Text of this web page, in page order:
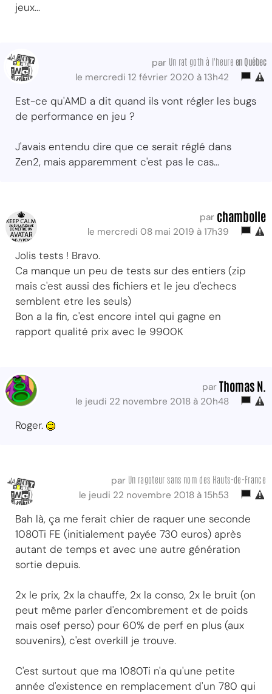
jeux...
par Un rat goth à l'heure en Québec
le mercredi 12 février 2020 à 13h42
Est-ce qu'AMD a dit quand ils vont régler les bugs
de performance en jeu ?
J'avais entendu dire que ce serait réglé dans
Zen2, mais apparemment c'est pas le cas...
par chambolle
le mercredi 08 mai 2019 à 17h39
Jolis tests ! Bravo.
Ca manque un peu de tests sur des entiers (zip
mais c'est aussi des fichiers et le jeu d'echecs
semblent etre les seuls)
Bon a la fin, c'est encore intel qui gagne en
rapport qualité prix avec le 9900K
par Thomas N.
le jeudi 22 novembre 2018 à 20h48
Roger.
par Un ragoteur sans nom des Hauts-de-France
le jeudi 22 novembre 2018 à 15h53
Bah là, ça me ferait chier de raquer une seconde
1080Ti FE (initialement payée 730 euros) après
autant de temps et avec une autre génération
sortie depuis.
2x le prix, 2x la chauffe, 2x la conso, 2x le bruit (on
peut même parler d'encombrement et de poids
mais osef perso) pour 60% de perf en plus (aux
souvenirs), c'est overkill je trouve.
C'est surtout que ma 1080Ti n'a qu'une petite
année d'existence en remplacement d'un 780 qui